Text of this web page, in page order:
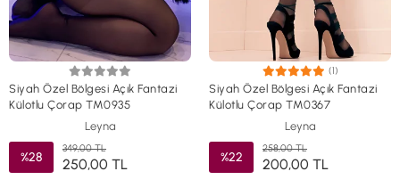
Siyah Özel Bölgesi Açık Fantazi
Külotlu Çorap TM0935
Leyna
%28
349,00 TL
250,00 TL
(1)
Siyah Özel Bölgesi Açık Fantazi
Külotlu Çorap TM0367
Leyna
%22
258,00 TL
200,00 TL